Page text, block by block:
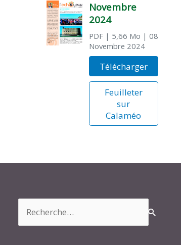
Novembre
2024
PDF| 5,66 Mo | 08
Novembre 2024
Télécharger
Feuilleter
sur
Calaméo